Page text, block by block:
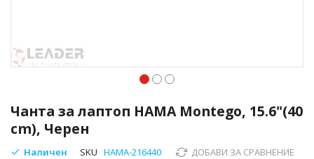
Чанта за лаптоп HAMA Montego, 15.6"(40
cm), Черен
Наличен SKU HAMA-216440 ДОБАВИ ЗА СРАВНЕНИЕ
към
началото
на
галерия